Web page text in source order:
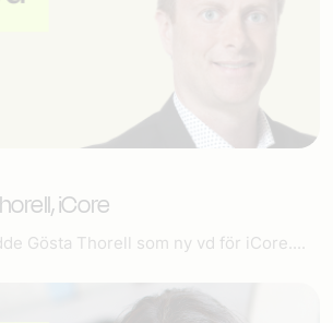
iCore
Gösta Thorell som ny vd för iCore....